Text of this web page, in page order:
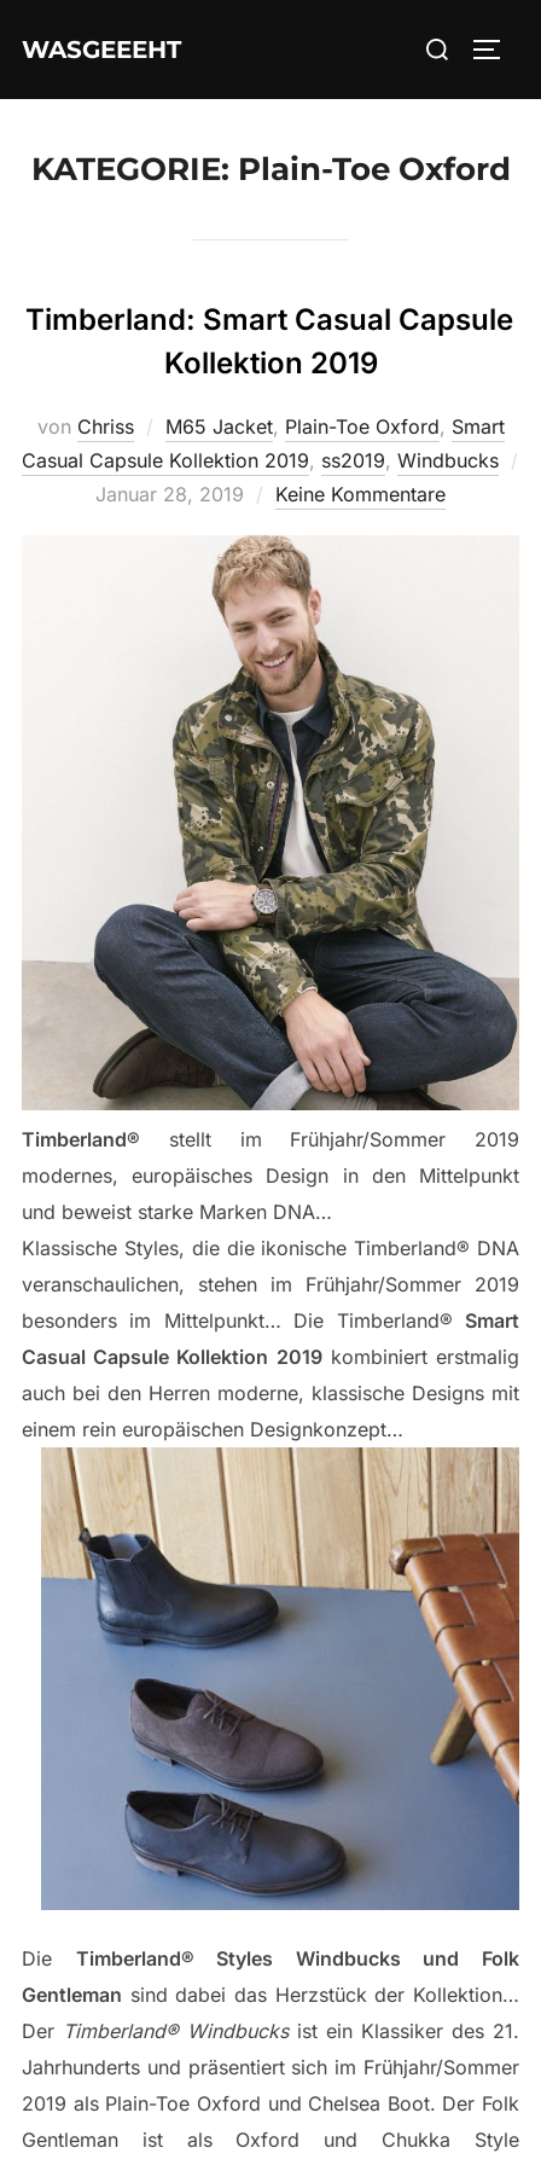
InhaltWASGEEEHT
Suchen
KATEGORIE: Plain-Toe Oxford
Timberland: Smart Casual Capsule
Kollektion 2019
von Chriss M65 Jacket, Plain-Toe Oxford, Smart
Casual Capsule Kollektion 2019, ss2019, Windbucks
Veröffentlicht
Januar 28, 2019 Keine Kommentare
Timberland® stellt im Frühjahr/Sommer 2019
modernes, europäisches Design in den Mittelpunkt
und beweist starke Marken DNA…
Klassische Styles, die die ikonische Timberland® DNA
veranschaulichen, stehen im Frühjahr/Sommer 2019
besonders im Mittelpunkt… Die Timberland® Smart
Casual Capsule Kollektion 2019kombiniert erstmalig
auch bei den Herren moderne, klassische Designs mit
einem rein europäischen Designkonzept…
Die Timberland® Styles Windbucks und Folk
Gentleman sind dabei das Herzstück der Kollektion…
Der Timberland® Windbucksist ein Klassiker des 21.
Jahrhunderts und präsentiert sich im Frühjahr/Sommer
2019 als Plain-Toe Oxford und Chelsea Boot. Der Folk
Gentleman ist als Oxford und Chukka Style